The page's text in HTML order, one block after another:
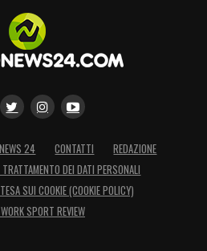
24 CONTATTI
REDAZIONE
DEI DATI PERSONALI
SUI COOKIE (COOKIE POLICY)
SPORT REVIEW